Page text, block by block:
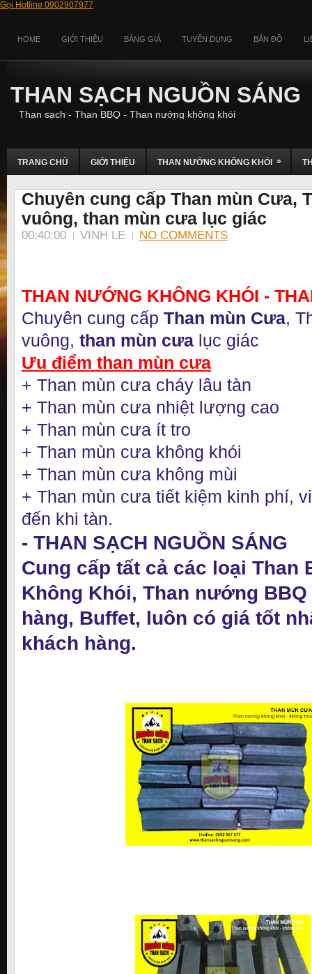
Gọi Hotline 0902907977
HOME GIỚI THIỆU BẢNG GIÁ TUYỂN DỤNG BẢN ĐỒ
THAN SẠCH NGUỒN SÁNG
Than sạch - Than BBQ - Than nướng không khói
TRANG CHỦ GIỚI THIỆU THAN NƯỚNG KHÔNG KHÓI »
Chuyên cung cấp Than mùn Cưa,
vuông, than mùn cưa lục giác
00:40:00 VINH LE NO COMMENTS
THAN NƯỚNG KHÔNG KHÓI -
Chuyên cung cấp Than mùn Cưa,
vuông, than mùn cưa lục giác
Ưu điểm than mùn cưa
+ Than mùn cưa cháy lâu tàn
+ Than mùn cưa nhiệt lượng cao
+ Than mùn cưa ít tro
+ Than mùn cưa không khói
+ Than mùn cưa không mùi
+ Than mùn cưa tiết kiệm kinh phí,
đến khi tàn.
- THAN SẠCH NGUỒN SÁNG
Cung cấp tất cả các loại Than
Không Khói, Than nướng
hàng, Buffet, luôn có giá tốt
khách hàng.